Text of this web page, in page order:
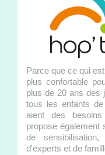
Parce que ce qui
plus confortable
plus de 20 ans des
tous les enfants
aient des
propose également
de
d'experts et de